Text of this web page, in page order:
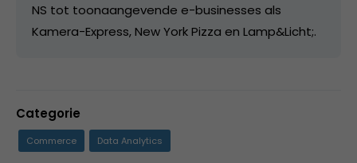
NS tot toonaangevende e-businesses als
Kamera-Express, New York Pizza en Lamp&Licht;.
Categorie
Commerce Data Analytics